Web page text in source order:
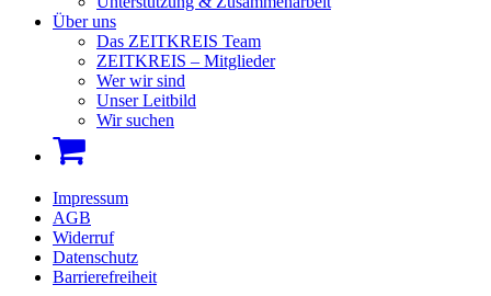
Über uns
Das ZEITKREIS Team
ZEITKREIS – Mitglieder
Wer wir sind
Unser Leitbild
Wir suchen
Impressum
AGB
Widerruf
Datenschutz
Barrierefreiheit